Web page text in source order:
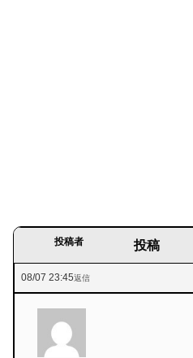
投稿者 投稿
08/07 23:45返信